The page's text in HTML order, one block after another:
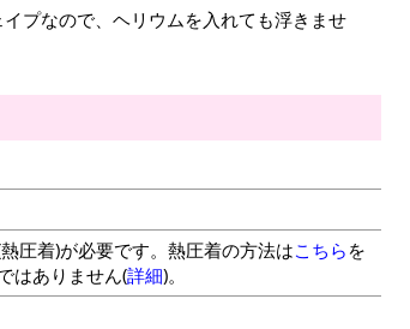
プなので、ヘリウムを入れても浮きませ
圧着)が必要です。熱圧着の方法はこちら を
はありません(詳細)。